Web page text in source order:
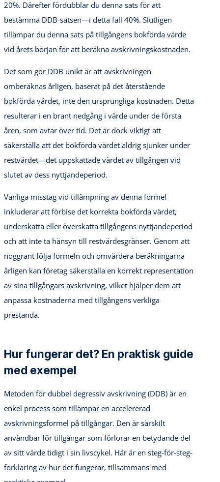
20%. Därefter fördubblar du denna sats för att
bestämma DDB-satsen—i detta fall 40%. Slutligen
tillämpar du denna sats på tillgångens bokförda värde
vid årets början för att beräkna avskrivningskostnaden.
Det som gör DDB unikt är att avskrivningen
omberäknas årligen, baserat på det återstående
bokförda värdet, inte den ursprungliga kostnaden. Detta
resulterar i en brant nedgång i värde under de första
åren, som avtar över tid. Det är dock viktigt att
säkerställa att det bokförda värdet aldrig sjunker under
restvärdet—det uppskattade värdet av tillgången vid
slutet av dess nyttjandeperiod.
Vanliga misstag vid tillämpning av denna formel
inkluderar att förbise det korrekta bokförda värdet,
underskatta eller överskatta tillgångens nyttjandeperiod
och att inte ta hänsyn till restvärdesgränser. Genom att
noggrant följa formeln och omvärdera beräkningarna
årligen kan företag säkerställa en korrekt representation
av sina tillgångars avskrivning, vilket hjälper dem att
anpassa kostnaderna med tillgångens verkliga
prestanda.
Hur fungerar det? En praktisk guide
med exempel
Metoden för dubbel degressiv avskrivning (DDB) är en
enkel process som tillämpar en accelererad
avskrivningsformel på tillgångar. Den är särskilt
användbar för tillgångar som förlorar en betydande del
av sitt värde tidigt i sin livscykel. Här är en steg-för-steg-
förklaring av hur det fungerar, tillsammans med